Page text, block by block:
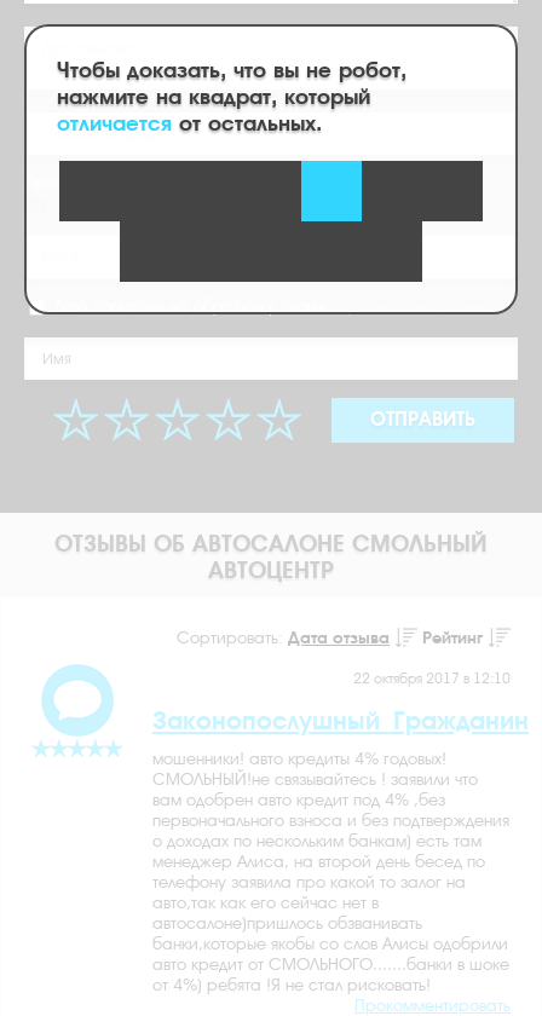
ОТПРАВИТЬ
ОТЗЫВЫ ОБ АВТОСАЛОНЕ СМОЛЬНЫЙ
АВТОЦЕНТР
Сортировать: Дата отзыва Рейтинг
22 октября 2017 в 12:10
Законопослушный_Гражданин
мошенники! авто кредиты 4% годовых!
СМОЛЬНЫЙ!не связывайтесь ! заявили что
вам одобрен авто кредит под 4% ,без
первоначального взноса и без подтверждения
о доходах по нескольким банкам) есть там
менеджер Алиса, на второй день бесед по
телефону заявила про какой то залог на
авто,так как его сейчас нет в
автосалоне)пришлось обзванивать
банки,которые якобы со слов Алисы одобрили
авто кредит от СМОЛЬНОГО.......банки в шоке
от 4%) ребята !Я не стал рисковать!
Прокомментировать
Чтобы доказать, что вы не робот,
нажмите на квадрат, который
отличается от остальных.